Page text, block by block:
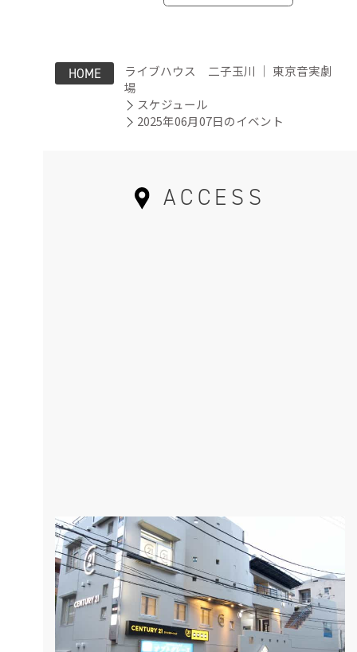
HOME
ライブハウス 二子玉川 ｜ 東京音実劇
場
スケジュール
2025年06月07日のイベント
ACCESS